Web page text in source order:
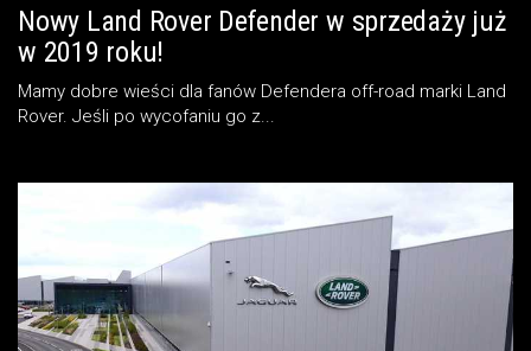
Nowy Land Rover Defender w sprzedaży już
w 2019 roku!
Mamy dobre wieści dla fanów Defendera off-road marki Land
Rover. Jeśli po wycofaniu go z...